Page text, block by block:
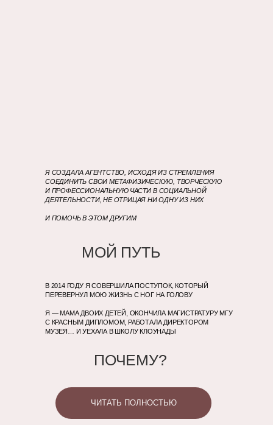
Я СОЗДАЛА АГЕНТСТВО, ИСХОДЯ ИЗ СТРЕМЛЕНИЯ
СОЕДИНИТЬ СВОИ МЕТАФИЗИЧЕСКУЮ, ТВОРЧЕСКУЮ
И ПРОФЕССИОНАЛЬНУЮ ЧАСТИ В СОЦИАЛЬНОЙ
ДЕЯТЕЛЬНОСТИ, НЕ ОТРИЦАЯ НИ ОДНУ ИЗ НИХ
И ПОМОЧЬ В ЭТОМ ДРУГИМ
В 2014 ГОДУ Я СОВЕРШИЛА ПОСТУПОК, КОТОРЫЙ
ПЕРЕВЕРНУЛ МОЮ ЖИЗНЬ С НОГ НА ГОЛОВУ
Я — МАМА ДВОИХ ДЕТЕЙ, ОКОНЧИЛА МАГИСТРАТУРУ МГУ
С КРАСНЫМ ДИПЛОМОМ, РАБОТАЛА ДИРЕКТОРОМ
МУЗЕЯ… И УЕХАЛА В ШКОЛУ КЛОУНАДЫ
МОЙ ПУТЬ
ПОЧЕМУ?
ЧИТАТЬ ПОЛНОСТЬЮ